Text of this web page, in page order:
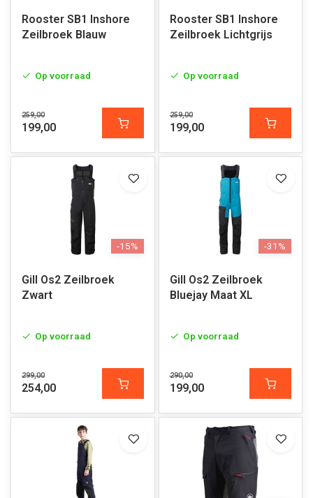
Rooster SB1 Inshore
Zeilbroek Blauw
Op voorraad
259,00
199,00
Rooster SB1 Inshore
Zeilbroek Lichtgrijs
Op voorraad
259,00
199,00
-15%
Gill Os2 Zeilbroek
Zwart
Op voorraad
299,00
254,00
-31%
Gill Os2 Zeilbroek
Bluejay Maat XL
Op voorraad
290,00
199,00